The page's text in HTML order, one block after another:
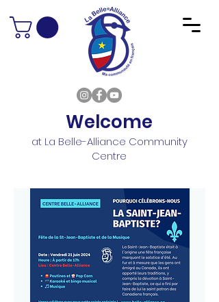
Welcome
at La Belle-Alliance Community
Centre